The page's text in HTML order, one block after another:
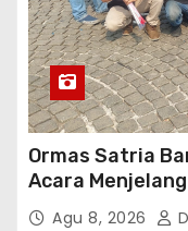
Ormas Satria
Acara
Di Silang Monas
Agu 8, 2026